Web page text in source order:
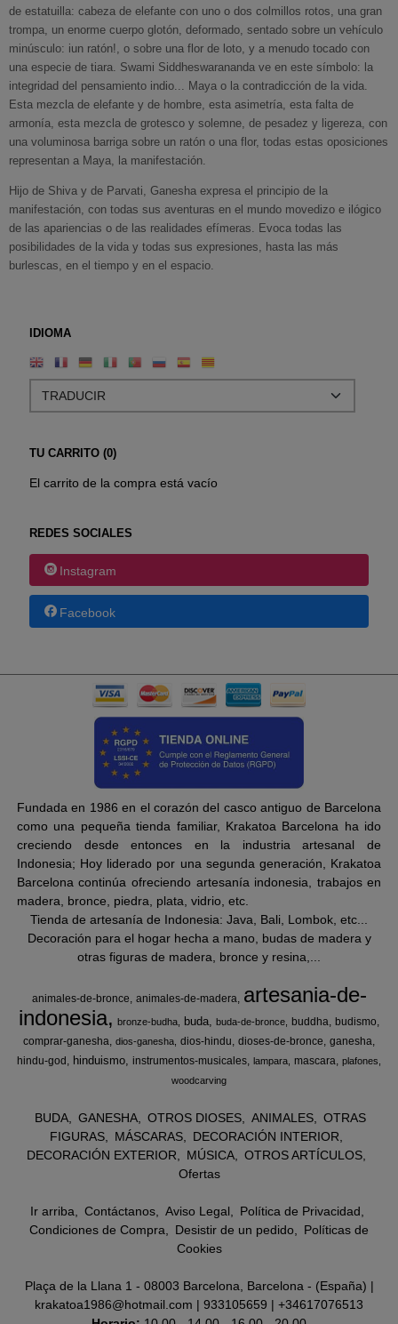
IDIOMA
TU CARRITO (0)
El carrito de la compra está vacío
REDES SOCIALES
Instagram
Facebook
de estatuilla: cabeza de elefante con uno o dos colmillos rotos, una gran
trompa, un enorme cuerpo glotón, deformado, sentado sobre un vehículo
minúsculo: iun ratón!, o sobre una flor de loto, y a menudo tocado con
una especie de tiara. Swami Siddheswarananda ve en este símbolo: la
integridad del pensamiento indio... Maya o la contradicción de la vida.
Esta mezcla de elefante y de hombre, esta asimetría, esta falta de
armonía, esta mezcla de grotesco y solemne, de pesadez y ligereza, con
una voluminosa barriga sobre un ratón o una flor, todas estas oposiciones
representan a Maya, la manifestación.
Hijo de Shiva y de Parvati, Ganesha expresa el principio de la
manifestación, con todas sus aventuras en el mundo movedizo e ilógico
de las apariencias o de las realidades efímeras. Evoca todas las
posibilidades de la vida y todas sus expresiones, hasta las más
burlescas, en el tiempo y en el espacio.
Fundada en 1986 en el corazón del casco antiguo de Barcelona
como una pequeña tienda familiar, Krakatoa Barcelona ha ido
creciendo desde entonces en la industria artesanal de
Indonesia; Hoy liderado por una segunda generación, Krakatoa
Barcelona continúa ofreciendo artesanía indonesia, trabajos en
madera, bronce, piedra, plata, vidrio, etc.
Tienda de artesanía de Indonesia: Java, Bali, Lombok, etc...
Decoración para el hogar hecha a mano, budas de madera y
otras figuras de madera, bronce y resina,...
animales-de-bronce animales-de-madera
artesania-de-
indonesia
bronze-budha buda buda-de-bronce buddha budismo
comprar-ganesha
dios-ganesha dios-hindu dioses-de-bronce ganesha
hindu-god
hinduismo instrumentos-musicales lampara mascara
plafones
woodcarving
BUDA GANESHA OTROS DIOSES ANIMALES
OTRAS
FIGURAS
MÁSCARAS
DECORACIÓN INTERIOR
DECORACIÓN EXTERIOR
MÚSICA
OTROS ARTÍCULOS
Ofertas
Ir arriba Contáctanos Aviso Legal
Política de Privacidad
Condiciones de Compra
Desistir de un pedido
Políticas de
Cookies
Plaça de la Llana 1 - 08003 Barcelona, Barcelona - (España) |
krakatoa1986@hotmail.com | 933105659 | +34617076513